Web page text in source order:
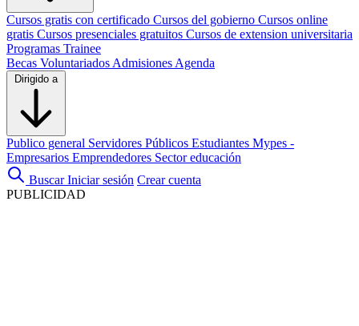
Cursos gratis con certificado Cursos del gobierno Cursos online
gratis Cursos presenciales gratuitos Cursos de extension universitaria
Programas Trainee
Becas Voluntariados Admisiones Agenda
Dirigido a
Publico general Servidores Públicos Estudiantes Mypes -
Empresarios Emprendedores Sector educación
Buscar Iniciar sesión Crear cuenta
PUBLICIDAD